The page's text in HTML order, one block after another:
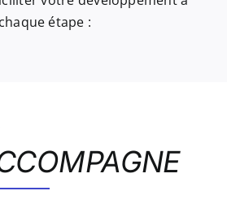
chaque étape :